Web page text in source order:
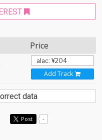
Price
Add Track
data
Post -